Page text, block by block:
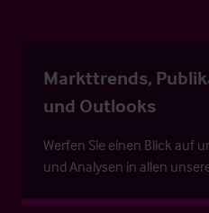
Markttrends,
und Outlooks
Werfen Sie einen Blick auf
und Analysen in allen